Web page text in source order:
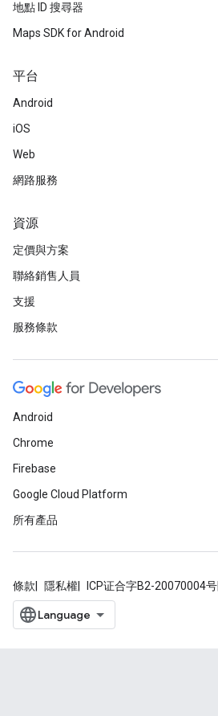
地點 ID 搜尋器
Maps SDK for Android
平台
Android
iOS
Web
網路服務
資源
定價與方案
聯絡銷售人員
支援
服務條款
Android
Chrome
Firebase
Google Cloud Platform
所有產品
條款 隱私權 ICP证合字B2-20070004号